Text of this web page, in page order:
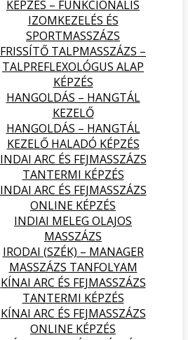
KÉPZÉS – FUNKCIONÁLIS
IZOMKEZELÉS ÉS
SPORTMASSZÁZS
FRISSÍTŐ TALPMASSZÁZS –
TALPREFLEXOLÓGUS ALAP
KÉPZÉS
HANGOLDÁS – HANGTÁL
KEZELŐ
HANGOLDÁS – HANGTÁL
KEZELŐ HALADÓ KÉPZÉS
INDAI ARC ÉS FEJMASSZÁZS
TANTERMI KÉPZÉS
INDAI ARC ÉS FEJMASSZÁZS
ONLINE KÉPZÉS
INDIAI MELEG OLAJOS
MASSZÁZS
IRODAI (SZÉK) – MANAGER
MASSZÁZS TANFOLYAM
KÍNAI ARC ÉS FEJMASSZÁZS
TANTERMI KÉPZÉS
KÍNAI ARC ÉS FEJMASSZÁZS
ONLINE KÉPZÉS